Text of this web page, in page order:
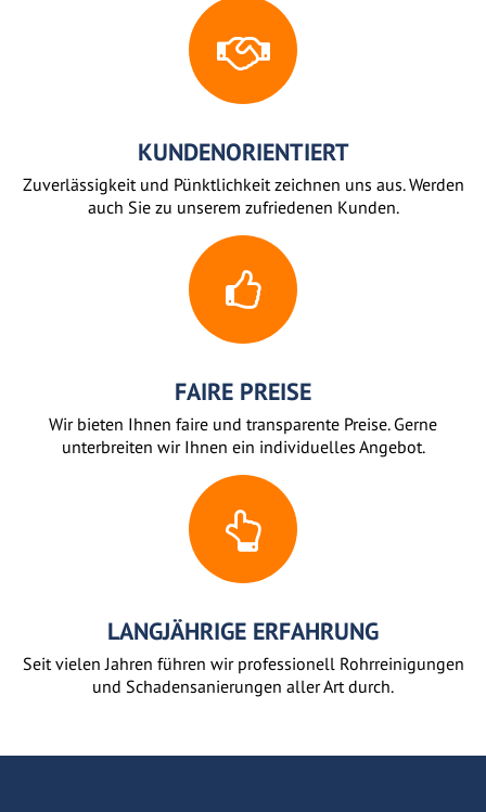
KUNDENORIENTIERT
Zuverlässigkeit und Pünktlichkeit zeichnen uns aus. Werden
auch Sie zu unserem zufriedenen Kunden.
FAIRE PREISE
Wir bieten Ihnen faire und transparente Preise. Gerne
unterbreiten wir Ihnen ein individuelles Angebot.
LANGJÄHRIGE ERFAHRUNG
Seit vielen Jahren führen wir professionell Rohrreinigungen
und Schadensanierungen aller Art durch.